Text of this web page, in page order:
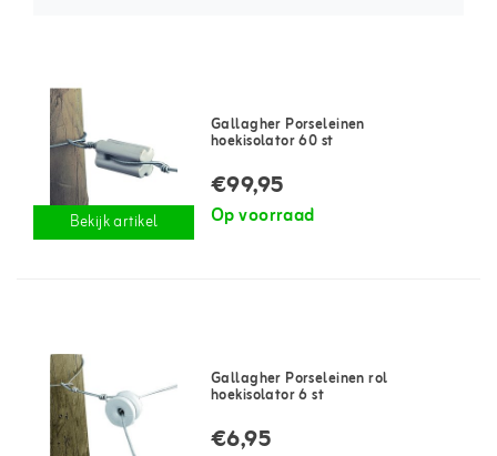
Bekijk artikel
Gallagher Porseleinen
hoekisolator 60 st
€99,95
Op voorraad
Gallagher Porseleinen rol
hoekisolator 6 st
€6,95